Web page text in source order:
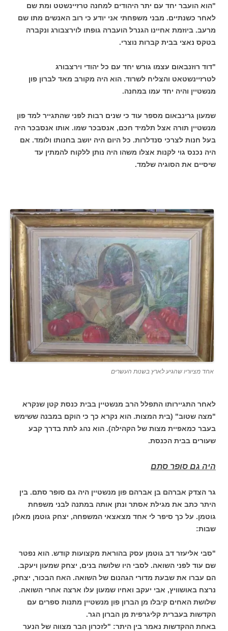
"הוא הועבר יחד עם יתר היהודים למחנה טרזיינשטט ומת שם
לאחר כשנתיים. מבני משפחתי אני יודע כי רוב האנשים מתו שם
מרעב. ביוזמת אחיינו הגנרל הועברה גופתו לוירצבורג ונקברה
בטקס נאצי בבית קברות נוצרי.
"דוד רוזנבאום עצמו גורש יחד עם כל יהודי וירצבורג
לטרזיינשטאט והצליח לשרוד. הוא היה מקורב מאד לברון פון
מנשטיין והיה יחד עמו במחנה.
שמעון גרינבאום מספר עוד כי שנים רבות לפני שהתגייר למד פון
מנשטיין תורה אצל תלמיד חכם, אנסבכר שמו. אותו אנסבכר היה
בעל חנות לצרכי סנדלרות. כל היום היה יושב בחנותו ולומד. אם
היה נכנס גוי לקנות אצלו משהו היה נותן ללקוח להמתין עד
שיסיים את הסוגיה שלמד.
אחד מציוריו שהגיע לארץ בשנות העשרים
לאחר התגיירותו התפלל הרב מנשטיין בבית כנסת קטן שנקרא
"מצה שטוב" (בית המצות. הוא נקרא כך כי הוקם במבנה ששימש
בעבר כמאפיית מצות של הקהילה). הוא נהג לתת בדרך קבע
שעורים בבית הכנסת.
היה גם סופר סתם
גר הצדק אברהם בן אברהם פון מנשטיין היה גם סופר סתם. בין
היתר כתב את מגילת אסתר ונתן אותה במתנה לבני משפחת
גוטמן. על כך סיפר לי אחד מצאצאי המשפחה, יצחק גוטמן מאלון
שבות:
"סבי אליעזר דב גוטמן עסק בהוראת מקצועות קודש. הוא נפטר
שם עוד לפני השואה. לסבי היו שלושה בנים, יצחק שמעון ויעקב.
הם עברו את שבעת מדורי הגהנום של השואה. האח הבכור, יצחק,
נרצח באושוויץ, אבי יעקב ואחיו שמעון עלו ארצה אחרי השואה.
שלושת האחים קיבלו מן הברון פון מנשטיין מתנות ספרים עם
הקדשות בעברית קליגרפית מן הברון הגר.
באחת ההקדשות נאמר בין היתר: "לזכרון הבר מצווה של הנער